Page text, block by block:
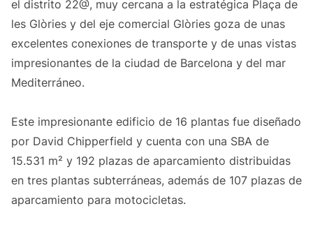
el distrito 22@, muy cercana a la estratégica Plaça de
les Glòries y del eje comercial Glòries goza de unas
excelentes conexiones de transporte y de unas vistas
impresionantes de la ciudad de Barcelona y del mar
Mediterráneo.
Este impresionante edificio de 16 plantas fue diseñado
por David Chipperfield y cuenta con una SBA de
15.531 m² y 192 plazas de aparcamiento distribuidas
en tres plantas subterráneas, además de 107 plazas de
aparcamiento para motocicletas.